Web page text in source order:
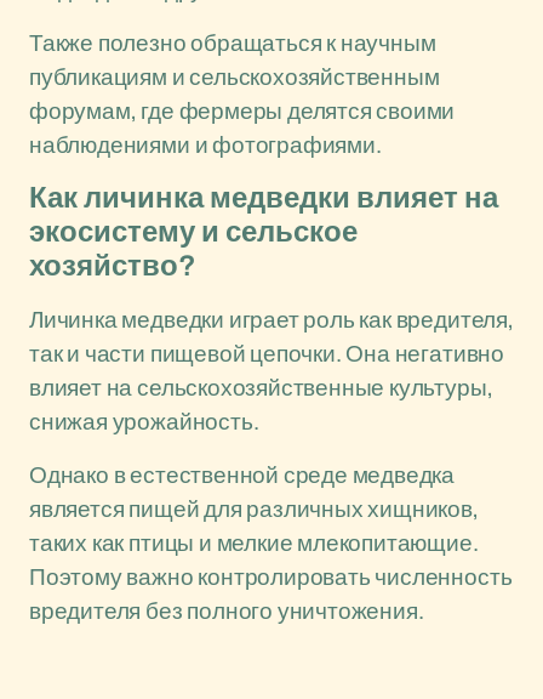
Также полезно обращаться к научным
публикациям и сельскохозяйственным
форумам, где фермеры делятся своими
наблюдениями и фотографиями.
Как личинка медведки влияет на
экосистему и сельское
хозяйство?
Личинка медведки играет роль как вредителя,
так и части пищевой цепочки. Она негативно
влияет на сельскохозяйственные культуры,
снижая урожайность.
Однако в естественной среде медведка
является пищей для различных хищников,
таких как птицы и мелкие млекопитающие.
Поэтому важно контролировать численность
вредителя без полного уничтожения.